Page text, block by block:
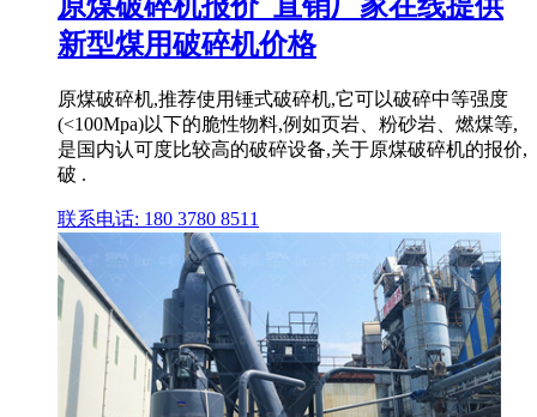
新型煤用破碎机价格
原煤破碎机,推荐使用锤式破碎机,它可以破碎中等强度
(<100Mpa)以下的脆性物料,例如页岩、粉砂岩、燃煤等,
是国内认可度比较高的破碎设备,关于原煤破碎机的报价,
破 .
联系电话: 180 3780 8511